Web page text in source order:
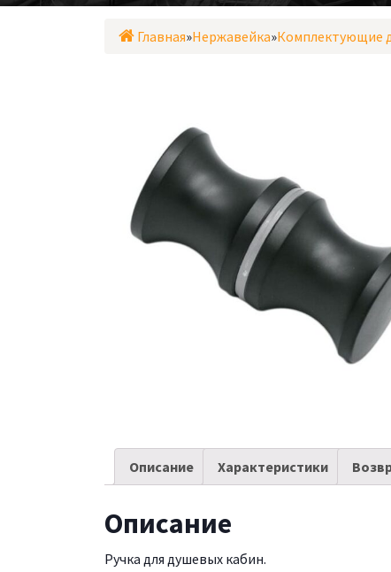
Главная»Нержавейка»Комплектующие
Описание Характеристики
Описание
Ручка для душевых кабин.